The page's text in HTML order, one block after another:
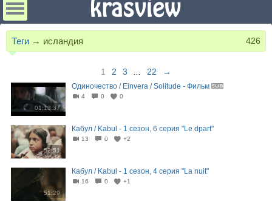
Теги → исландия 426
1 2 3 22 →
01:13:37
Одиночество / Einvera / Solitude - Фильм
4 0 0
52:51
Кабул / Kabul - 1 сезон, 6 серия "Le dpart"
13 0 +2
51:29
Кабул / Kabul - 1 сезон, 4 серия "La nuit"
16 0 +1